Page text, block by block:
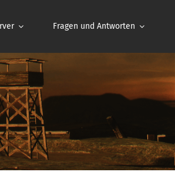
Fragen und Antworten